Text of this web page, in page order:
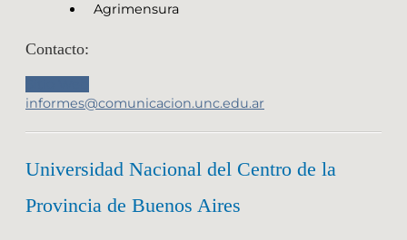
Agrimensura
Contacto:
informes@comunicacion.unc.edu.ar
Universidad Nacional del Centro de la
Provincia de Buenos Aires